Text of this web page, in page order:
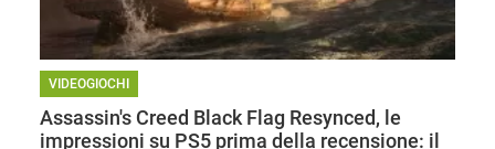
VIDEOGIOCHI
Assassin's Creed Black Flag Resynced, le
impressioni su PS5 prima della recensione: il